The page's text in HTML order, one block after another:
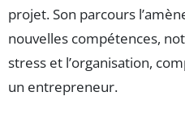
projet. Son parcours
nouvelles compétences,
stress et l’organisation,
un entrepreneur.